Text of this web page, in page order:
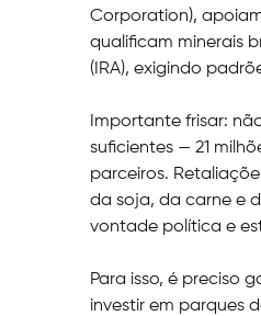
Corporation),
qualificam minerais
(IRA), exigindo
Importante frisar:
suficientes — 21
parceiros.
da soja, da carne e
vontade política e
Para isso, é preciso
investir em parques